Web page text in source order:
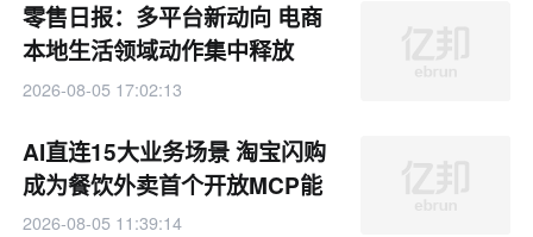
零售日报：多平台新动向 电商
本地生活领域动作集中释放
2026-08-05 17:02:13
AI直连15大业务场景 淘宝闪购
成为餐饮外卖首个开放MCP能
力的平台
2026-08-05 11:39:14